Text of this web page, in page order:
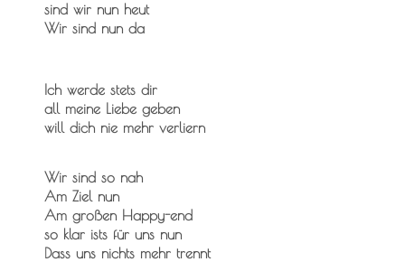
sind wir nun heut
Wir sind nun da
Ich werde stets dir
all meine Liebe geben
will dich nie mehr verliern
Wir sind so nah
Am Ziel nun
Am großen Happy-end
so klar ists für uns nun
Dass uns nichts mehr trennt